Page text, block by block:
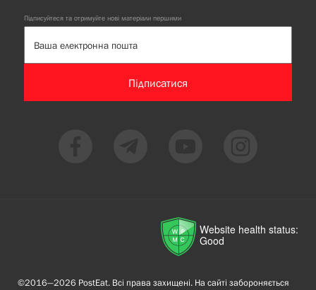
Підписуйтеся та отримуйте нові матеріали першими
Підписатися
Website health status:
Good
©2016—2026 PostEat. Всі права захищені. На сайті забороняється